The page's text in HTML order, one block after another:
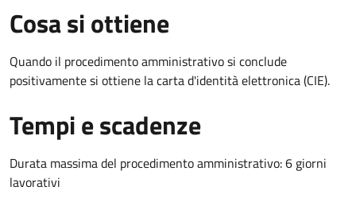
Cosa si ottiene
Quando il procedimento amministrativo si conclude
positivamente si ottiene la carta d'identità elettronica (CIE).
Tempi e scadenze
Durata massima del procedimento amministrativo: 6 giorni
lavorativi